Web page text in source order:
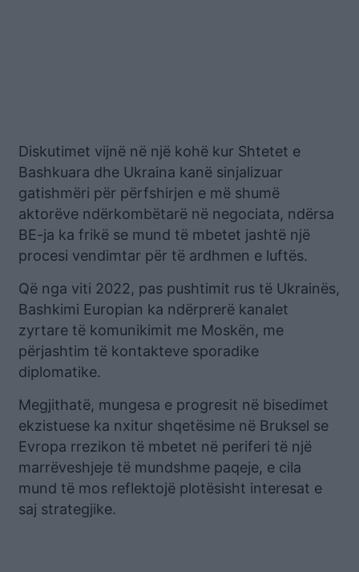
Diskutimet vijnë në një kohë kur Shtetet e
Bashkuara dhe Ukraina kanë sinjalizuar
gatishmëri për përfshirjen e më shumë
aktorëve ndërkombëtarë në negociata, ndërsa
BE-ja ka frikë se mund të mbetet jashtë një
procesi vendimtar për të ardhmen e luftës.
Që nga viti 2022, pas pushtimit rus të Ukrainës,
Bashkimi Europian ka ndërprerë kanalet
zyrtare të komunikimit me Moskën, me
përjashtim të kontakteve sporadike
diplomatike.
Megjithatë, mungesa e progresit në bisedimet
ekzistuese ka nxitur shqetësime në Bruksel se
Evropa rrezikon të mbetet në periferi të një
marrëveshjeje të mundshme paqeje, e cila
mund të mos reflektojë plotësisht interesat e
saj strategjike.